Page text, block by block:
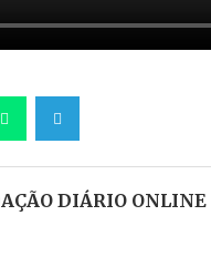
WhatsappTelegram
DIÁRIO ONLINE